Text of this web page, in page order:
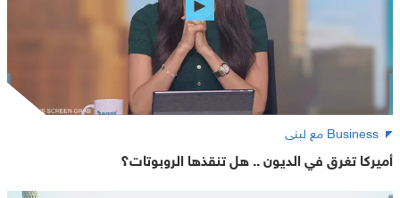
Business مع لبنى
أميركا تغرق في الديون .. هل تنقذها الروبوتات؟